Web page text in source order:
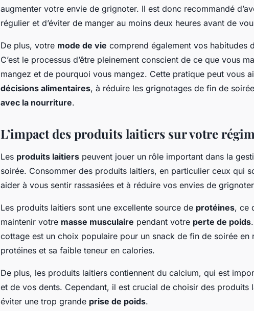
augmenter votre envie de grignoter. Il est donc recommandé
régulier et d’éviter de manger au moins deux heures avant de
De plus, votre mode de vie comprend également vos habitudes
C’est le processus d’être pleinement conscient de ce que vous
mangez et de pourquoi vous mangez. Cette pratique peut vous
décisions alimentaires, à réduire les grignotages de fin de
avec la nourriture.
L’impact des produits laitiers sur votre
Les produits laitiers peuvent jouer un rôle important dans la
soirée. Consommer des produits laitiers, en particulier ceux qui
aider à vous sentir rassasiées et à réduire vos envies de
Les produits laitiers sont une excellente source de protéines, ce
maintenir votre masse musculaire pendant votre perte de poids
cottage est un choix populaire pour un snack de fin de soirée en
protéines et sa faible teneur en calories.
De plus, les produits laitiers contiennent du calcium, qui est
et de vos dents. Cependant, il est crucial de choisir des produits
éviter une trop grande prise de poids.